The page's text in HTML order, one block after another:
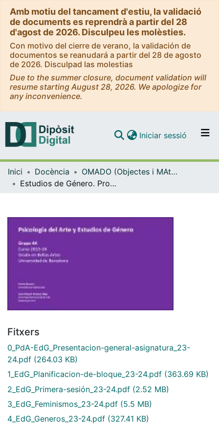
Amb motiu del tancament d'estiu, la validació
de documents es reprendrà a partir del 28
d'agost de 2026. Disculpeu les molèsties.
Con motivo del cierre de verano, la validación de
documentos se reanudará a partir del 28 de agosto
de 2026. Disculpad las molestias
Due to the summer closure, document validation will
resume starting August 28, 2026. We apologize for
any inconvenience.
Navega per tot el DD
Iniciar sessió (current)
Inici Docència
OMADO (Objectes i MAterials DOcents)
Estudios de Género. Propuesta de planificación, apuntes de contexto, presentaciones y materiales de trabajo para su docencia en el Grado en Bellas Artes (TG1107)
Fitxers
0_PdA-EdG_Presentacion-general-asignatura_23-
24.pdf (264.03 KB)
1_EdG_Planificacion-de-bloque_23-24.pdf (363.69 KB)
2_EdG_Primera-sesión_23-24.pdf (2.52 MB)
3_EdG_Feminismos_23-24.pdf (5.5 MB)
4_EdG_Generos_23-24.pdf (327.41 KB)